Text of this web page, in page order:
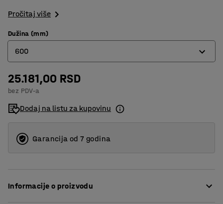
Pročitaj više
Dužina (mm)
600
600
900
1200
25.181,00 RSD
bez PDV-a
Dodaj na listu za kupovinu
Garancija od 7 godina
Informacije o proizvodu